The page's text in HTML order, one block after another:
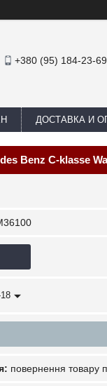
+380 (95) 184-23-69
ДОСТАВКА И
Benz C-klasse
повернення товару